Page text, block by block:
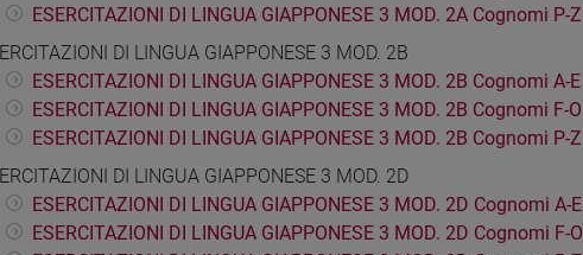
ESERCITAZIONI DI LINGUA GIAPPONESE 3 MOD. 2A Cognomi P-Z
DI LINGUA GIAPPONESE 3 MOD. 2B
ESERCITAZIONI DI LINGUA GIAPPONESE 3 MOD. 2B Cognomi A-E
ESERCITAZIONI DI LINGUA GIAPPONESE 3 MOD. 2B Cognomi F-O
ESERCITAZIONI DI LINGUA GIAPPONESE 3 MOD. 2B Cognomi P-Z
DI LINGUA GIAPPONESE 3 MOD. 2D
ESERCITAZIONI DI LINGUA GIAPPONESE 3 MOD. 2D Cognomi A-E
ESERCITAZIONI DI LINGUA GIAPPONESE 3 MOD. 2D Cognomi F-O